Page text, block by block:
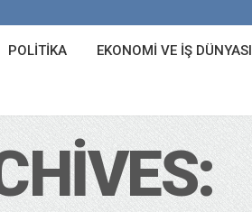
POLITIKA EKONOMI VE İŞ DÜNYASI